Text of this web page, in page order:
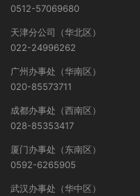
0512-57069680
天津分公司（华北区）
022-24996262
广州办事处（华南区）
020-85573711
成都办事处（西南区）
028-85353417
厦门办事处（东南区）
0592-6265905
武汉办事处（华中区）